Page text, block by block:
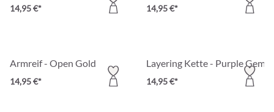
14,95 €* 14,95 €*
Armreif - Open Gold
14,95 €*
Layering Kette - Purple
14,95 €*